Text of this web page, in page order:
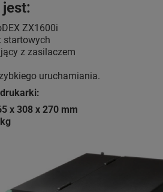
jest:
ZX1600i
startowych
z zasilaczem
uruchamiania.
x 308 x 270 mm